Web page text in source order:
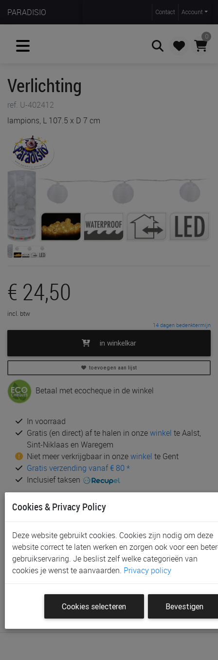
PARADISIO Contact Account
0
Verlichting
ref. U-402412
lampions, L 107.5 x D 7 cm
€ 24,50
incl. btw
14 dagen bedenktermijn
in winkelkar
toevoegen aan lijst
Betaal met ecocheque in de winkel
In voorraad
Gratis (en direct) af te halen in onzewinkel te Aalst,
Sint-Niklaas en Waregem
Niet meer verkrijgbaar in onzewinkel te Gent
Gratis verzending vanaf € 80 *
Inclusief taksen
Productinformatie & specificaties
Labels
Klantenbeoordelingen
Meld je aan met je Paradisio account om een beoordeling
Cookies & Privacy Policy
Deze website gebruikt cookies. Cookies zijn nodig om deze
website correct te laten werken en zorgen ook voor een
gebruikservaring. Je beslist zelf welke categorieën van
cookies je wenst te aanvaarden. Privacy policy
Cookies selecteren Bevestigen